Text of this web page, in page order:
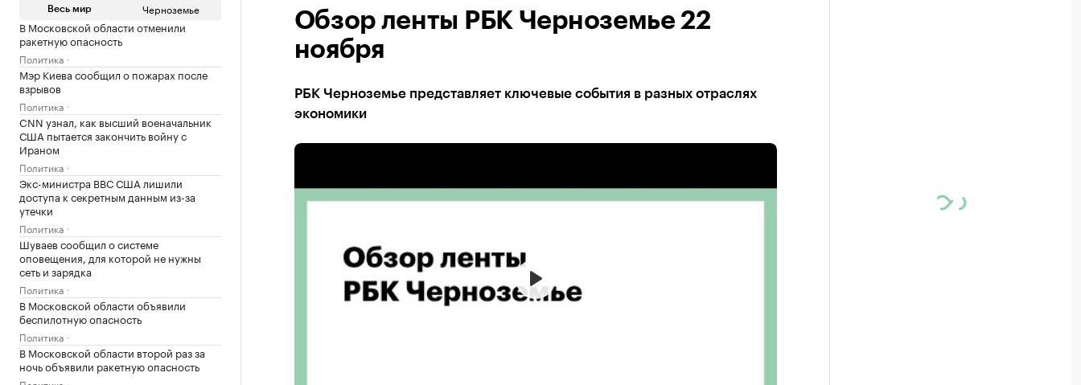
Весь мир Черноземье
В Московской области отменили
ракетную опасность
Политика
Мэр Киева сообщил о пожарах после
взрывов
Политика
CNN узнал, как высший военачальник
США пытается закончить войну с
Ираном
Политика
Экс-министра ВВС США лишили
доступа к секретным данным из-за
утечки
Политика
Шуваев сообщил о системе
оповещения, для которой не нужны
сеть и зарядка
Политика
В Московской области объявили
беспилотную опасность
Политика
В Московской области второй раз за
ночь объявили ракетную опасность
Обзор ленты РБК Черноземье 22
ноября
РБК Черноземье представляет ключевые события в разных отраслях
экономики